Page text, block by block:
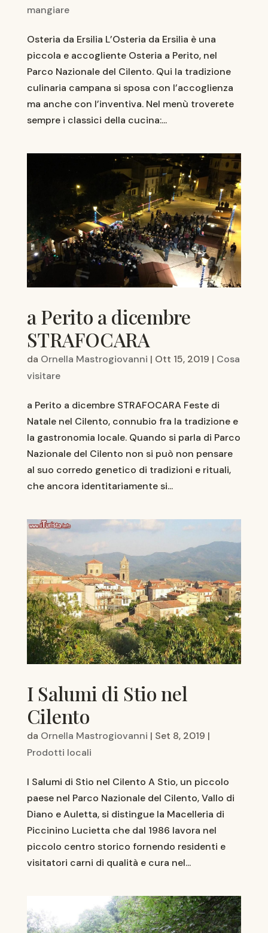
mangiare
Osteria da Ersilia L’Osteria da Ersilia è una
piccola e accogliente Osteria a Perito, nel
Parco Nazionale del Cilento. Qui la tradizione
culinaria campana si sposa con l’accoglienza
ma anche con l’inventiva. Nel menù troverete
sempre i classici della cucina:...
a Perito a dicembre
STRAFOCARA
da Ornella Mastrogiovanni | Ott 15, 2019 | Cosa
visitare
a Perito a dicembre STRAFOCARA Feste di
Natale nel Cilento, connubio fra la tradizione e
la gastronomia locale. Quando si parla di Parco
Nazionale del Cilento non si può non pensare
al suo corredo genetico di tradizioni e rituali,
che ancora identitariamente si...
I Salumi di Stio nel
Cilento
da Ornella Mastrogiovanni | Set 8, 2019 |
Prodotti locali
I Salumi di Stio nel Cilento A Stio, un piccolo
paese nel Parco Nazionale del Cilento, Vallo di
Diano e Auletta, si distingue la Macelleria di
Piccinino Lucietta che dal 1986 lavora nel
piccolo centro storico fornendo residenti e
visitatori carni di qualità e cura nel...